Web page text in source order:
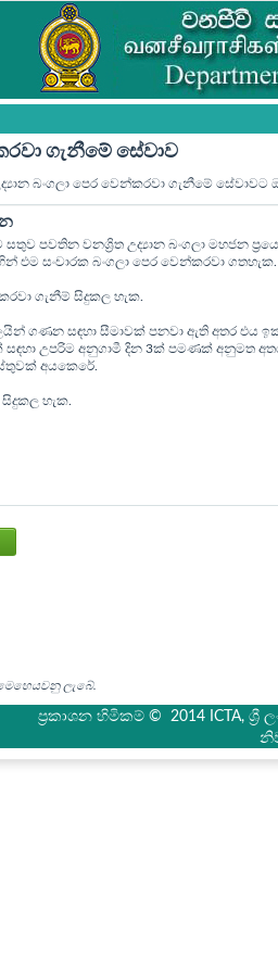
ගැනීමේ සේවාව
බංගලා පෙර වෙන්කරවා ගැනීමේ සේවාවට
පවතින වනශ්‍රිත උද්‍යාන බංගලා මහජන
එම සංචාරක බංගලා පෙර වෙන්කරවා ගතහැක.
ගැනීම් සිදුකල හැක.
ගණන සඳහා සීමාවක් පනවා ඇති අතර එය
උපරිම අනුගාමී දින 3ක් පමණක් අනුමත
අයකෙරේ.
හැක.
ලැබේ.
ප්‍රකාශන හිමිකම් © 2014 ICTA,